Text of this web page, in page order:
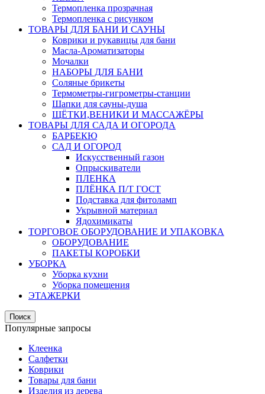
Термопленка прозрачная
Термопленка с рисунком
ТОВАРЫ ДЛЯ БАНИ И САУНЫ
Коврики и рукавицы для бани
Масла-Aроматизаторы
Мочалки
НАБОРЫ ДЛЯ БАНИ
Соляные брикеты
Термометры-гигрометры-станции
Шапки для сауны-душа
ЩЁТКИ,ВЕНИКИ И МАССАЖЁРЫ
ТОВАРЫ ДЛЯ САДА И ОГОРОДА
БАРБЕКЮ
САД И ОГОРОД
Искусственный газон
Опрыскиватели
ПЛЕНКА
ПЛЁНКА П/Т ГОСТ
Подставка для фитоламп
Укрывной материал
Ядохимикаты
ТОРГОВОЕ ОБОРУДОВАНИЕ И УПАКОВКА
ОБОРУДОВАНИЕ
ПАКЕТЫ КОРОБКИ
УБОРКА
Уборка кухни
Уборка помещения
ЭТАЖЕРКИ
Поиск
Популярные запросы
Клеенка
Салфетки
Коврики
Товары для бани
Изделия из дерева